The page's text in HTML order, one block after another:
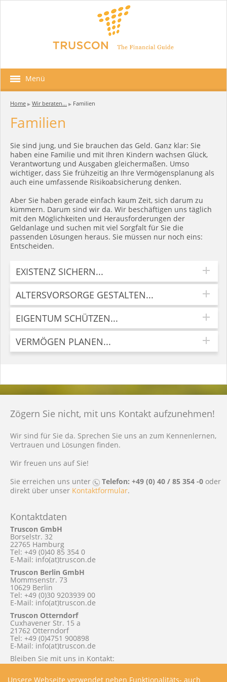
Menü
Home ▶ Wir beraten... ▶ Familien
Familien
Sie sind jung, und Sie brauchen das Geld. Ganz klar: Sie
haben eine Familie und mit Ihren Kindern wachsen Glück,
Verantwortung und Ausgaben gleichermaßen. Umso
wichtiger, dass Sie frühzeitig an Ihre Vermögensplanung als
auch eine umfassende Risikoabsicherung denken.
Aber Sie haben gerade einfach kaum Zeit, sich darum zu
kümmern. Darum sind wir da. Wir beschäftigen uns täglich
mit den Möglichkeiten und Herausforderungen der
Geldanlage und suchen mit viel Sorgfalt für Sie die
passenden Lösungen heraus. Sie müssen nur noch eins:
Entscheiden.
EXISTENZ SICHERN...
ALTERSVORSORGE GESTALTEN...
EIGENTUM SCHÜTZEN...
VERMÖGEN PLANEN...
Zögern Sie nicht, mit uns Kontakt aufzunehmen!
Wir sind für Sie da. Sprechen Sie uns an zum Kennenlernen,
Vertrauen und Lösungen finden.
Wir freuen uns auf Sie!
Sie erreichen uns unter
Telefon: +49 (0) 40 / 85 354 -0 oder
direkt über unser Kontaktformular.
Kontaktdaten
Truscon GmbH
Borselstr. 32
22765 Hamburg
Tel: +49 (0)40 85 354 0
E-Mail: info(at)truscon.de
Truscon Berlin GmbH
Mommsenstr. 73
10629 Berlin
Tel: +49 (0)30 9203939 00
E-Mail: info(at)truscon.de
Truscon Otterndorf
Cuxhavener Str. 15 a
21762 Otterndorf
Tel: +49 (0)4751 900898
E-Mail: info(at)truscon.de
Bleiben Sie mit uns in Kontakt:
Unsere Webseite verwendet neben Funktionalitäts- auch